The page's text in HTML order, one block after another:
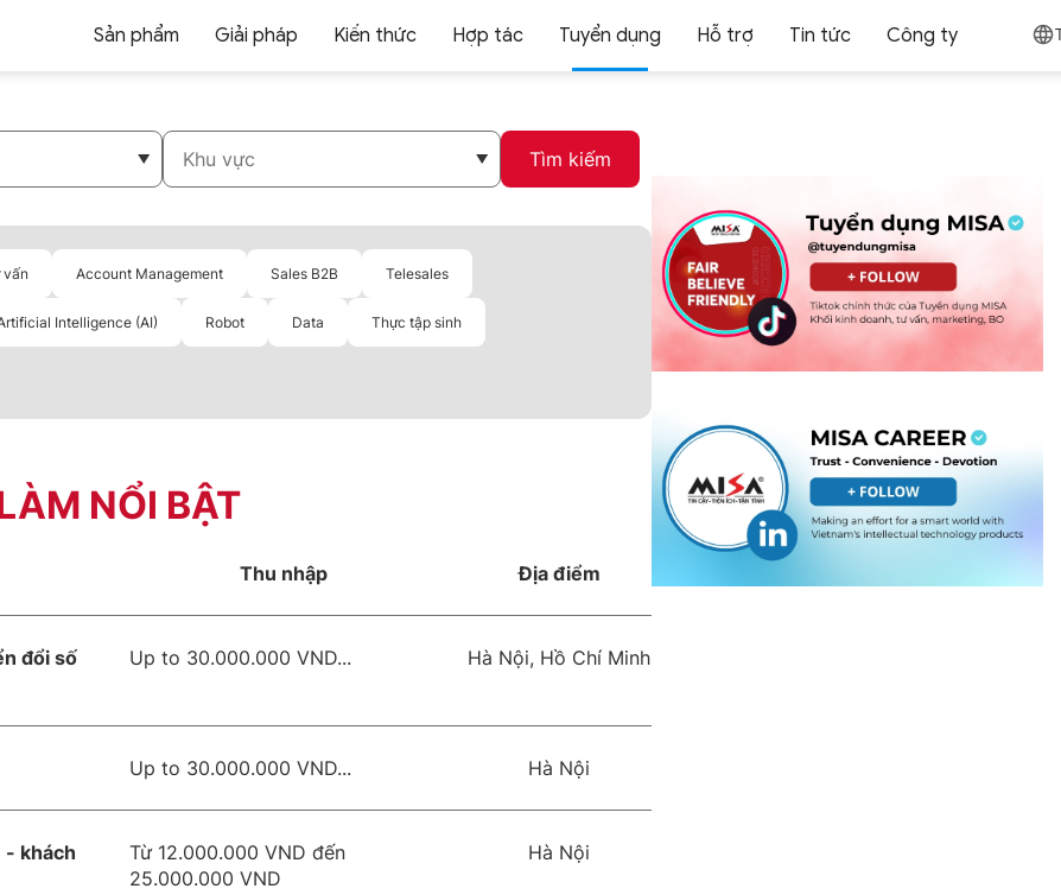
Sản phẩm Giải pháp Kiến thức Hợp tác Tuyển dụng Hỗ trợ Tin tức Công ty
Tìm kiếm
vấn Account Management Sales B2B Telesales
Intelligence (AI) Robot Data Thực tập sinh
NỔI BẬT
Thu nhập Địa điểm
đổi số
Up to 30.000.000 VND... Hà Nội, Hồ Chí Minh
Up to 30.000.000 VND... Hà Nội
- khách
Từ 12.000.000 VND đến
25.000.000 VND
Hà Nội